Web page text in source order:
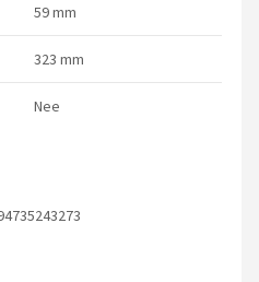
59 mm
323 mm
Nee